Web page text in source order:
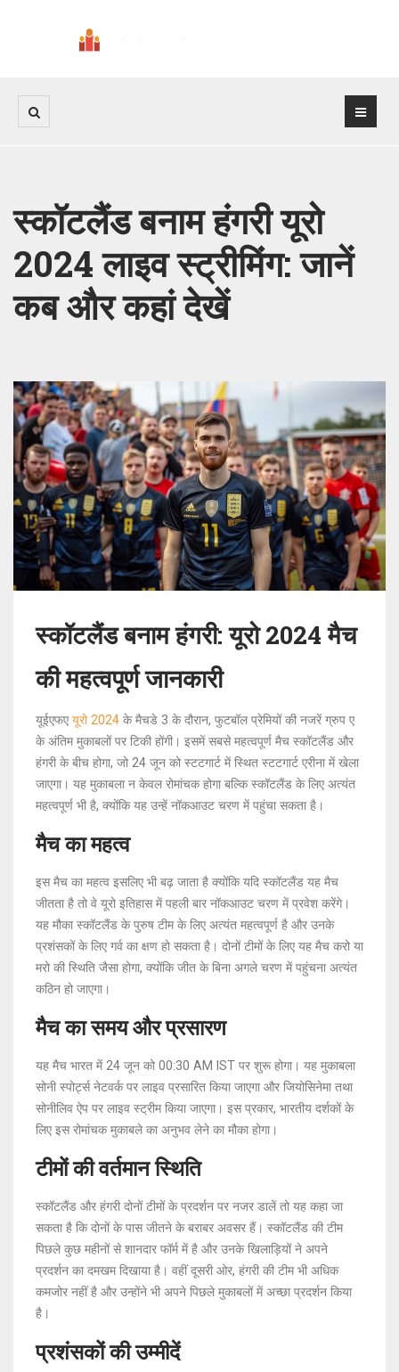
स्कॉटलैंड बनाम हंगरी यूरो
2024 लाइव स्ट्रीमिंग: जानें
कब और कहां देखें
स्कॉटलैंड बनाम हंगरी: यूरो 2024 मैच
की महत्वपूर्ण जानकारी
यूईएफए यूरो 2024 के मैचडे 3 के दौरान, फुटबॉल प्रेमियों की नजरें ग्रुप ए
के अंतिम मुकाबलों पर टिकी होंगी। इसमें सबसे महत्वपूर्ण मैच स्कॉटलैंड और
हंगरी के बीच होगा, जो 24 जून को स्टटगार्ट में स्थित स्टटगार्ट एरीना में खेला
जाएगा। यह मुकाबला न केवल रोमांचक होगा बल्कि स्कॉटलैंड के लिए अत्यंत
महत्वपूर्ण भी है, क्योंकि यह उन्हें नॉकआउट चरण में पहुंचा सकता है।
मैच का महत्व
इस मैच का महत्व इसलिए भी बढ़ जाता है क्योंकि यदि स्कॉटलैंड यह मैच
जीतता है तो वे यूरो इतिहास में पहली बार नॉकआउट चरण में प्रवेश करेंगे।
यह मौका स्कॉटलैंड के पुरुष टीम के लिए अत्यंत महत्वपूर्ण है और उनके
प्रशंसकों के लिए गर्व का क्षण हो सकता है। दोनों टीमों के लिए यह मैच करो या
मरो की स्थिति जैसा होगा, क्योंकि जीत के बिना अगले चरण में पहुंचना अत्यंत
कठिन हो जाएगा।
मैच का समय और प्रसारण
यह मैच भारत में 24 जून को 00:30 AM IST पर शुरू होगा। यह मुकाबला
सोनी स्पोर्ट्स नेटवर्क पर लाइव प्रसारित किया जाएगा और जियोसिनेमा तथा
सोनीलिव ऐप पर लाइव स्ट्रीम किया जाएगा। इस प्रकार, भारतीय दर्शकों के
लिए इस रोमांचक मुकाबले का अनुभव लेने का मौका होगा।
टीमों की वर्तमान स्थिति
स्कॉटलैंड और हंगरी दोनों टीमों के प्रदर्शन पर नजर डालें तो यह कहा जा
सकता है कि दोनों के पास जीतने के बराबर अवसर हैं। स्कॉटलैंड की टीम
पिछले कुछ महीनों से शानदार फॉर्म में है और उनके खिलाड़ियों ने अपने
प्रदर्शन का दमखम दिखाया है। वहीं दूसरी ओर, हंगरी की टीम भी अधिक
कमजोर नहीं है और उन्होंने भी अपने पिछले मुकाबलों में अच्छा प्रदर्शन किया
है।
प्रशंसकों की उम्मीदें